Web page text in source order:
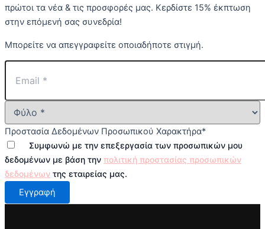
πρώτοι τα νέα & τις προσφορές μας. Κερδίστε 15% έκπτωση
στην επόμενή σας συνεδρία!
Μπορείτε να απεγγραφείτε οποιαδήποτε στιγμή.
Προστασία Δεδομένων Προσωπικού Χαρακτήρα*
Συμφωνώ με την επεξεργασία των προσωπικών μου
δεδομένων με βάση την πολιτική προστασίας προσωπικών
δεδομένων της εταιρείας μας.
Εγγραφή